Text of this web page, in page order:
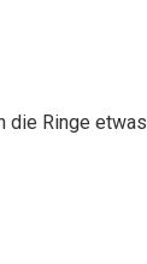
die Ringe etwas